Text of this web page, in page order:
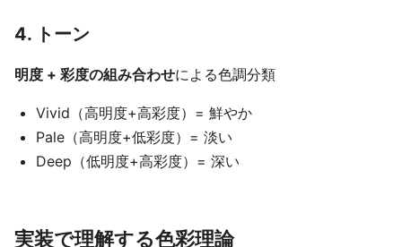
4. トーン
明度 + 彩度の組み合わせによる色調分類
Vivid（高明度+高彩度）= 鮮やか
Pale（高明度+低彩度）= 淡い
Deep（低明度+高彩度）= 深い
実装で理解する色彩理論